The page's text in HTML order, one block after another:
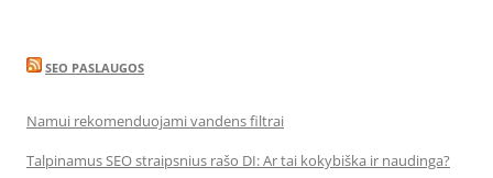
SEO PASLAUGOS
Namui rekomenduojami vandens filtrai
Talpinamus SEO straipsnius rašo DI: Ar tai kokybiška ir naudinga?